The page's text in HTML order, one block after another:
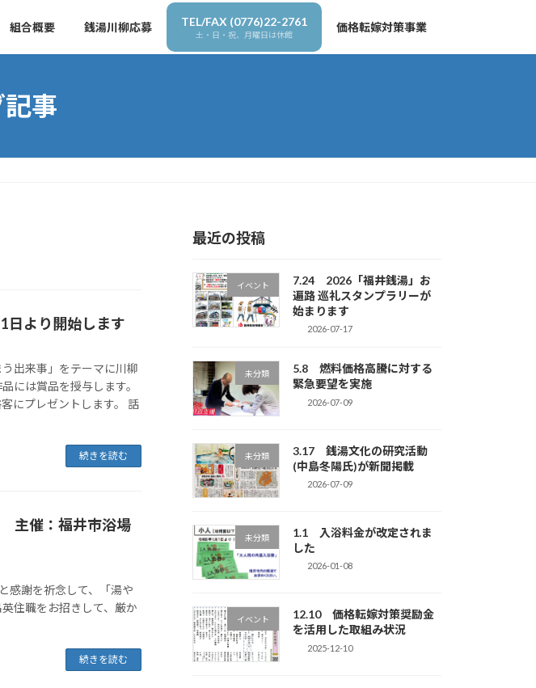
組合概要 銭湯川柳応募 TEL/FAX (0776)22-2761
土・日・祝、月曜日は休館
価格転嫁対策事業
事
日より開始します
出来事」をテーマに川柳
には賞品を授与します。
にプレゼントします。 話
続きを読む
主催：福井市浴場
感謝を祈念して、「湯や
住職をお招きして、厳か
続きを読む
最近の投稿
イベント
7.24 2026「福井銭湯」お
遍路 巡礼スタンプラリーが
始まります
2026-07-17
未分類
5.8 燃料価格高騰に対する
緊急要望を実施
2026-07-09
未分類
3.17 銭湯文化の研究活動
(中島冬陽氏)が新聞掲載
2026-07-09
未分類
1.1 入浴料金が改定されま
した
2026-01-08
イベント
12.10 価格転嫁対策奨励金
を活用した取組み状況
2025-12-10